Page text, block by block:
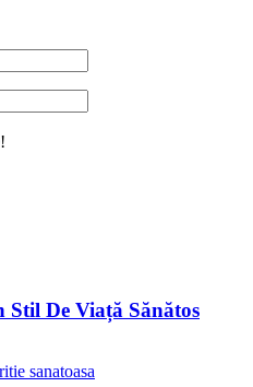
De Viață Sănătos